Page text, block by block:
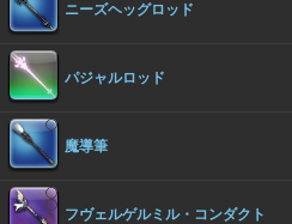
ニーズヘッグロッド
パジャルロッド
魔導筆
フヴェルゲルミル・コンダクト